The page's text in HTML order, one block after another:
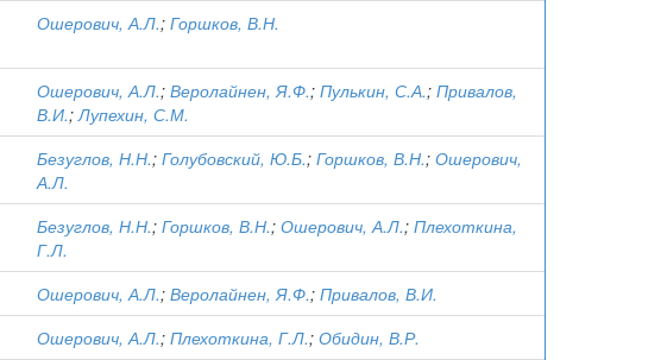
Ошерович, А.Л.; Горшков, В.Н.
Ошерович, А.Л.; Веролайнен, Я.Ф.; Пулькин, С.А.; Привалов,
В.И.;Лупехин, С.М.
Безуглов, Н.Н.; Голубовский, Ю.Б.; Горшков, В.Н.; Ошерович,
А.Л.
Безуглов, Н.Н.; Горшков, В.Н.; Ошерович, А.Л.; Плехоткина,
Г.Л.
Ошерович, А.Л.; Веролайнен, Я.Ф.; Привалов, В.И.
Ошерович, А.Л.; Плехоткина, Г.Л.; Обидин, В.Р.